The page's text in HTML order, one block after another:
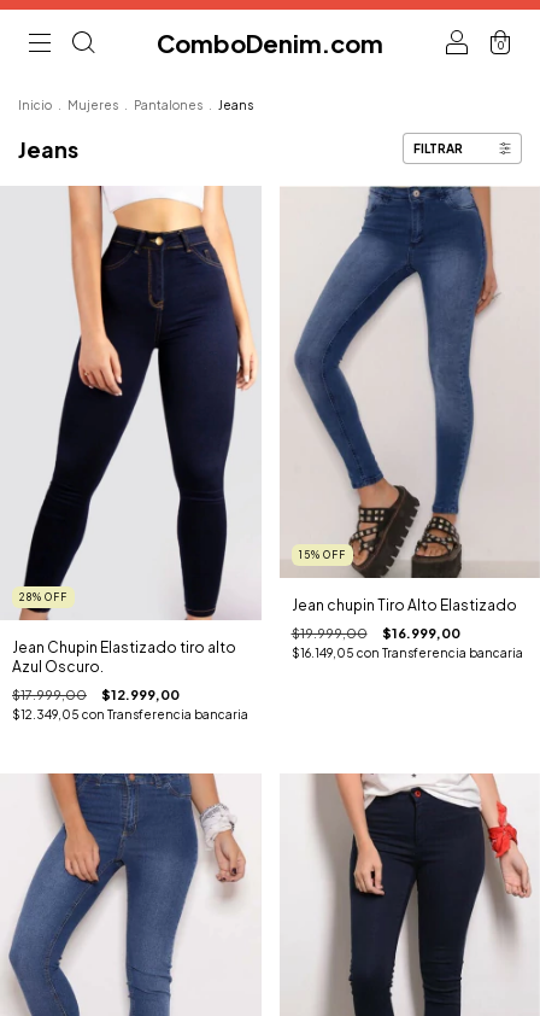
ComboDenim.com 0
Inicio Mujeres Pantalones Jeans
Jeans FILTRAR
28% OFF
Jean Chupin Elastizado tiro alto
Azul Oscuro.
$17.999,00 $12.999,00
$12.349,05 con Transferencia bancaria
15% OFF
Jean chupin Tiro Alto Elastizado
$19.999,00 $16.999,00
$16.149,05 con Transferencia bancaria